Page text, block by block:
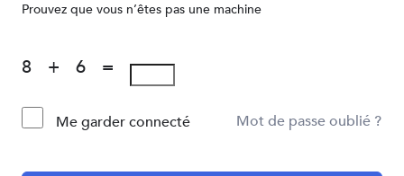
Prouvez que vous n’êtes pas une machine
8 + 6 =
Me garder connecté Mot de passe oublié ?